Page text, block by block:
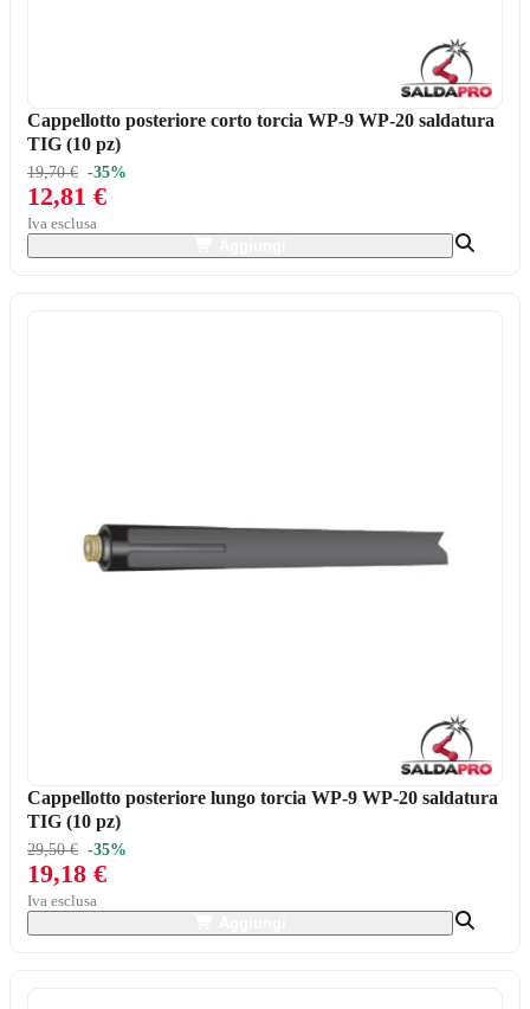
Cappellotto posteriore corto torcia WP-9 WP-20 saldatura
TIG (10 pz)
19,70 € -35%
12,81 €
Iva esclusa
Cappellotto posteriore lungo torcia WP-9 WP-20 saldatura
TIG (10 pz)
29,50 € -35%
19,18 €
Iva esclusa